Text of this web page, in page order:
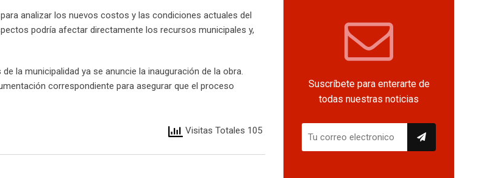
analizar los nuevos costos y las condiciones actuales del
podría afectar directamente los recursos municipales y,
la municipalidad ya se anuncie la inauguración de la obra.
correspondiente para asegurar que el proceso
Visitas Totales 105
Suscríbete para enterarte de
todas nuestras noticias